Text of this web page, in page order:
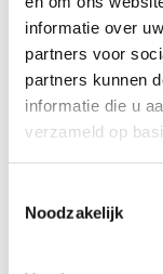
informatie over
partners voor
partners kunnen
informatie die u
verzameld op
Noodzakelijk
Nieuws
Foto's
Agenda